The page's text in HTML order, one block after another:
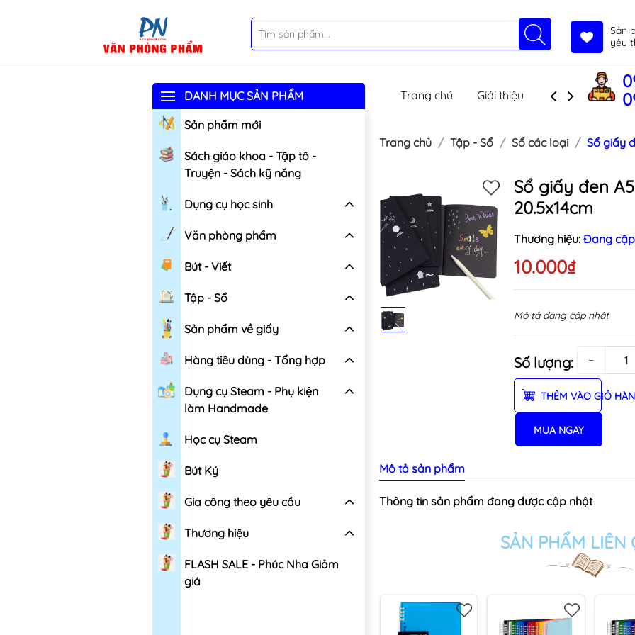
Sản
yêu
DANH MỤC SẢN PHẨM
Sản phẩm mới
Sách giáo khoa - Tập tô -
Truyện - Sách kỹ năng
Dụng cụ học sinh
Văn phòng phẩm
Bút - Viết
Tập - Sổ
Sản phẩm về giấy
Hàng tiêu dùng - Tổng hợp
Dụng cụ Steam - Phụ kiện
làm Handmade
Học cụ Steam
Bút Ký
Gia công theo yêu cầu
Thương hiệu
FLASH SALE - Phúc Nha Giảm
giá
Trang chủ Giới thiệu Sản phẩm
Trang chủ Tập - Sổ Sổ các loại Sổ giấy
Sổ giấy đen A5
20.5x14cm
Thương hiệu: Đang
10.000₫
Mô tả đang cập nhật
Số lượng: −
THÊM VÀO GIỎ
MUA NGAY
Mô tả sản phẩm
Thông tin sản phẩm đang được cập nhật
SẢN PHẨM LIÊN